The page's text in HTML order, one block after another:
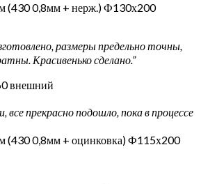
(430 0,8мм + нерж.) Ф130х200
размеры предельно точны,
Красивенько сделано.”
внешний
все прекрасно подошло, пока в процессе
(430 0,8мм + оцинковка) Ф115х200